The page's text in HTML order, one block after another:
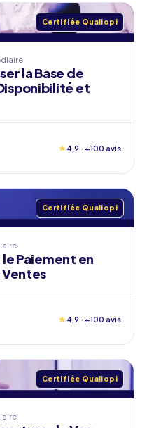
Certifiée Qualiopi
la Base de
et
★ 4,9 · +100 avis
Certifiée Qualiopi
Paiement en
Ventes
★ 4,9 · +100 avis
Certifiée Qualiopi